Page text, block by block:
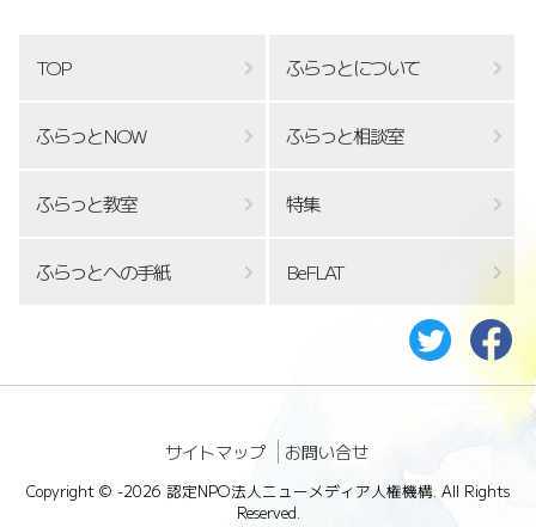
TOP ふらっとについて
ふらっとNOW ふらっと相談室
ふらっと教室 特集
ふらっとへの手紙 BeFLAT
サイトマップ お問い合せ
Copyright © -2026 認定NPO法人ニューメディア人権機構. All Rights
Reserved.